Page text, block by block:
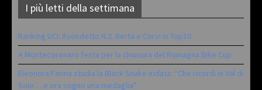
I più letti della settimana
Ranking UCI: Avondetto N.2. Berta e Corvi in Top10
A Montecoronaro festa per la chiusura del Romagna Bike Cup
Eleonora Farina studia la Black Snake iridata: “Che ricordi in Val di
Sole… e ora sogno una medaglia”